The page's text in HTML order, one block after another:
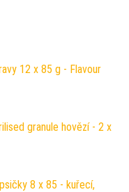
12 x 85 g - Flavour
granule hovězí - 2 x
8 x 85 - kuřecí,